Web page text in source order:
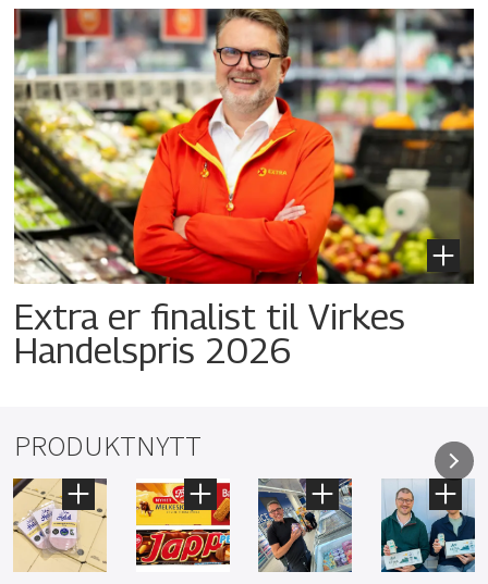
Extra er finalist til Virkes
Handelspris 2026
PRODUKTNYTT